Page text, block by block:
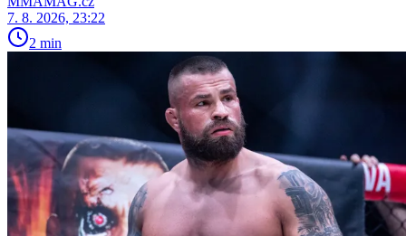
7. 8. 2026, 23:22
2 min